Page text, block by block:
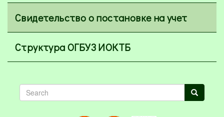
Свидетельство о постановке на учет
Структура ОГБУЗ ИОКТБ
Search Search